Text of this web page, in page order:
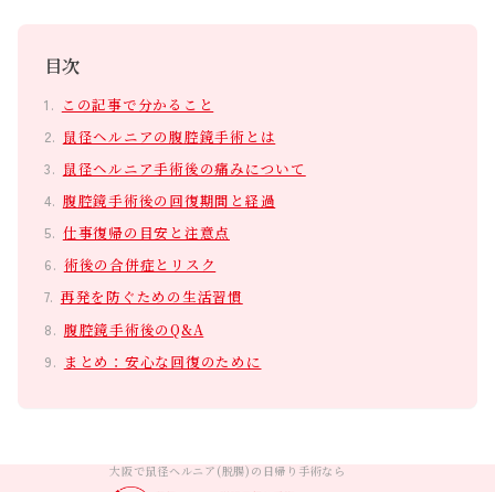
目次
この記事で分かること
鼠径ヘルニアの腹腔鏡手術とは
鼠径ヘルニア手術後の痛みについて
腹腔鏡手術後の回復期間と経過
仕事復帰の目安と注意点
術後の合併症とリスク
再発を防ぐための生活習慣
腹腔鏡手術後のQ&A
まとめ：安心な回復のために
大阪で鼠径ヘルニア(脱腸)の日帰り手術なら